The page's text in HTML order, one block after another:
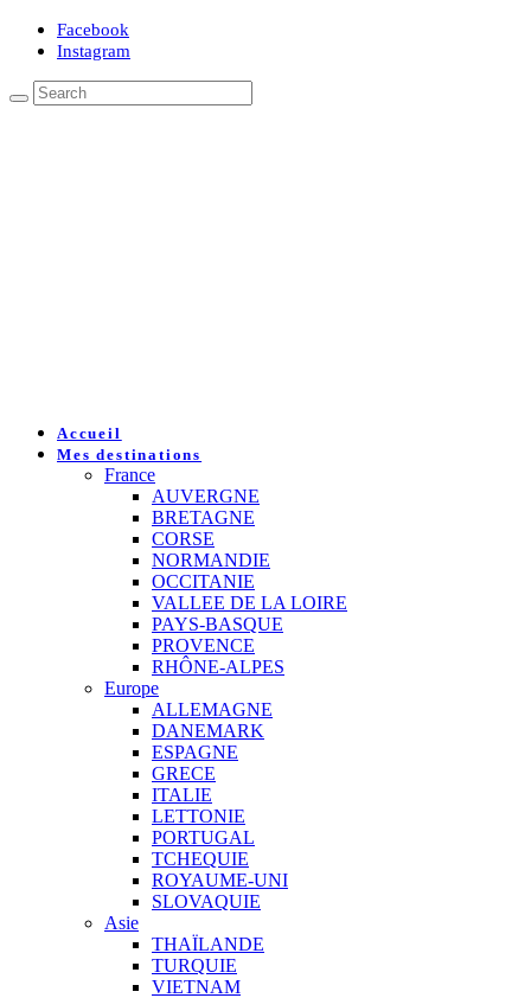
Facebook
Instagram
Accueil
Mes destinations
France
AUVERGNE
BRETAGNE
CORSE
NORMANDIE
OCCITANIE
VALLEE DE LA LOIRE
PAYS-BASQUE
PROVENCE
RHÔNE-ALPES
Europe
ALLEMAGNE
DANEMARK
ESPAGNE
GRECE
ITALIE
LETTONIE
PORTUGAL
TCHEQUIE
ROYAUME-UNI
SLOVAQUIE
Asie
THAÏLANDE
TURQUIE
VIETNAM